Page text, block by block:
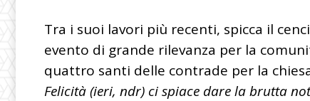
Tra i suoi lavori più recenti, spicca il
evento di grande rilevanza per la
quattro santi delle contrade per la
Felicità (ieri, ndr) ci spiace dare la brutta